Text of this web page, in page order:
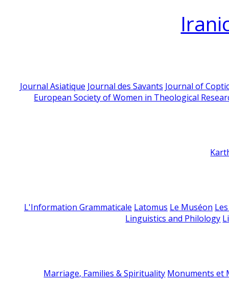
Journal Asiatique Journal des Savants Journal of
European Society of Women in Theological
L'Information Grammaticale Latomus Le Muséon
Linguistics and Philology
Marriage, Families & Spirituality Monuments et